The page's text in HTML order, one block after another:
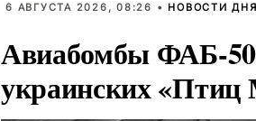
6 АВГУСТА 2026, 08:26 • НОВОСТИ ДНЯ
Авиабомбы ФАБ-
украинских «Птиц